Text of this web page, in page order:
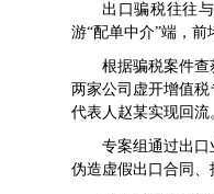
出口骗税往往
游“配单中介”端，
根据骗税案件
两家公司虚开增值
代表人赵某实现回流
专案组通过出
伪造虚假出口合同